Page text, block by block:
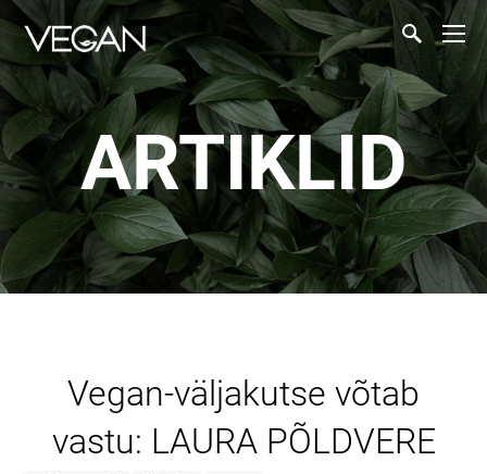
ARTIKLID
Vegan-väljakutse võtab
vastu: LAURA PÕLDVERE